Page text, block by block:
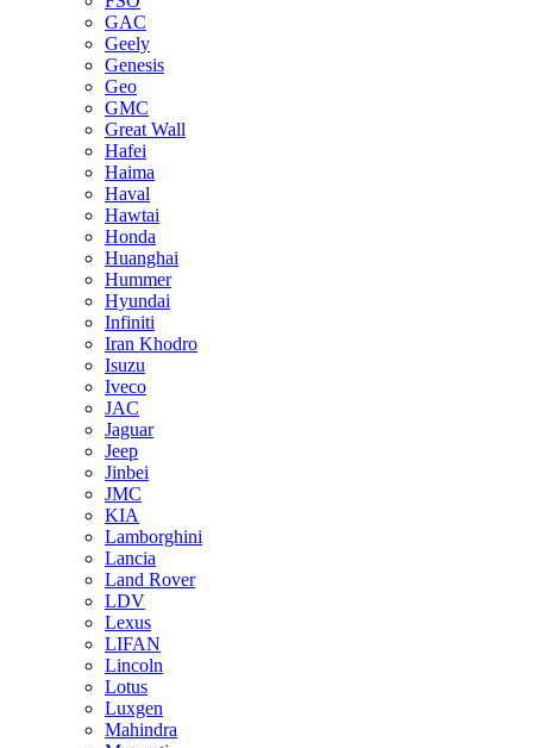
GAC
Geely
Genesis
Geo
GMC
Great Wall
Hafei
Haima
Haval
Hawtai
Honda
Huanghai
Hummer
Hyundai
Infiniti
Iran Khodro
Isuzu
Iveco
JAC
Jaguar
Jeep
Jinbei
JMC
KIA
Lamborghini
Lancia
Land Rover
LDV
Lexus
LIFAN
Lincoln
Lotus
Luxgen
Mahindra